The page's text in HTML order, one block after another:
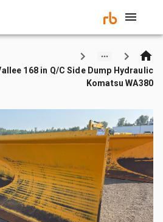
Komatsu WA380